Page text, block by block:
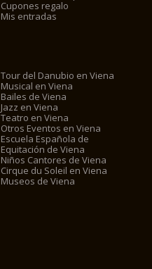
Cupones regalo
Mis entradas
Tour del Danubio en Viena
Musical en Viena
Bailes de Viena
Jazz en Viena
Teatro en Viena
Otros Eventos en Viena
Escuela Española de
Equitación de Viena
Niños Cantores de Viena
Cirque du Soleil en Viena
Museos de Viena